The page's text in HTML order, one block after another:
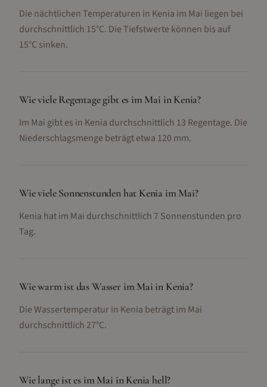
Die nächtlichen Temperaturen in Kenia im Mai liegen bei
durchschnittlich 15°C. Die Tiefstwerte können bis auf
15°C sinken.
Wie viele Regentage gibt es im Mai in Kenia?
Im Mai gibt es in Kenia durchschnittlich 13 Regentage. Die
Niederschlagsmenge beträgt etwa 120 mm.
Wie viele Sonnenstunden hat Kenia im Mai?
Kenia hat im Mai durchschnittlich 7 Sonnenstunden pro
Tag.
Wie warm ist das Wasser im Mai in Kenia?
Die Wassertemperatur in Kenia beträgt im Mai
durchschnittlich 27°C.
Wie lange ist es im Mai in Kenia hell?